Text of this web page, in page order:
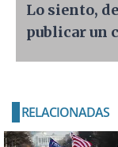
Lo siento,
publicar un
RELACIONADAS